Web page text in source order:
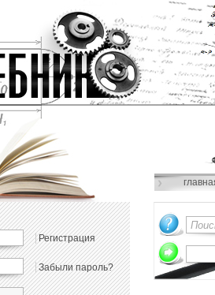
Регистрация
Забыли пароль?